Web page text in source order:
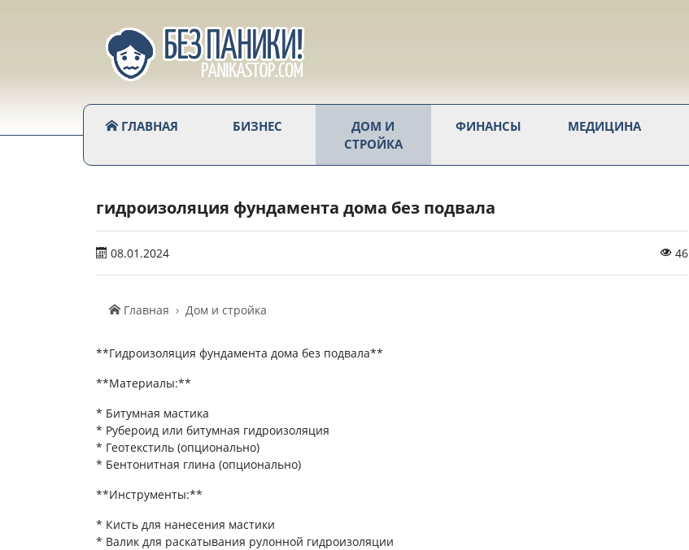
ГЛАВНАЯ БИЗНЕС
ДОМ И
СТРОЙКА
ФИНАНСЫ МЕДИЦИНА
гидроизоляция фундамента дома без подвала
08.01.2024 46
Главная Дом и стройка
**Гидроизоляция фундамента дома без подвала**
**Материалы:**
* Битумная мастика
* Рубероид или битумная гидроизоляция
* Геотекстиль (опционально)
* Бентонитная глина (опционально)
**Инструменты:**
* Кисть для нанесения мастики
* Валик для раскатывания рулонной гидроизоляции